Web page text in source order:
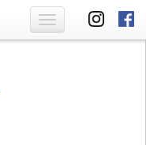
Toggle
navigation